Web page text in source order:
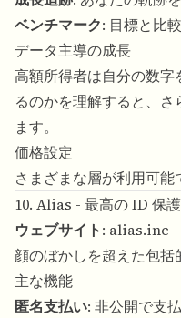
ベンチマーク: 目標と比
データ主導の成長
高額所得者は自分の数
るのかを理解すると、
ます。
価格設定
さまざまな層が利用可能
10. Alias - 最高の ID 保
ウェブサイト: alias.inc
顔のぼかしを超えた包括
主な機能
匿名支払い: 非公開で支